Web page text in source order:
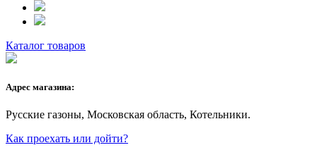
Каталог товаров
Адрес магазина:
Русские газоны, Московская область, Котельники.
Как проехать или дойти?